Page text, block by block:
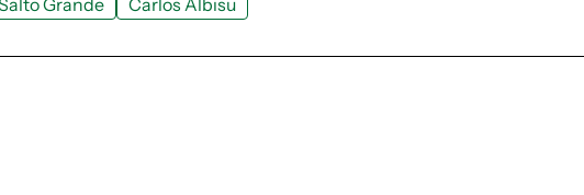
Grande Carlos Albisu